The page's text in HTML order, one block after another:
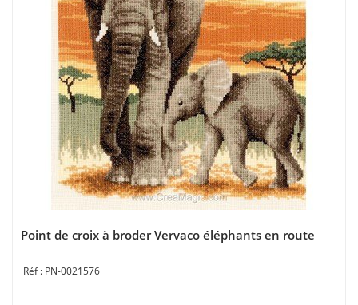
Point de croix à broder Vervaco éléphants en route
PN-0021576